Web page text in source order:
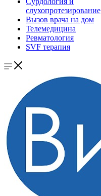
слухопротезирование
Вызов врача на дом
Телемедицина
Ревматология
SVF терапия